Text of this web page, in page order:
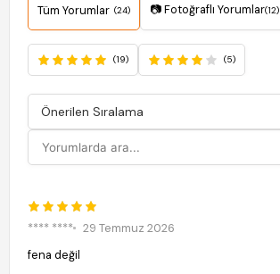
Tüm Yorumlar (24) 📷 Fotoğraflı Yorumlar(12)
(19) (5)
Önerilen Sıralama
**** ****
29 Temmuz 2026
fena değil